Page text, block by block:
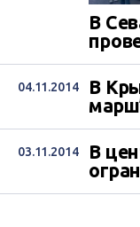
В
04.11.2014
В
03.11.2014
В